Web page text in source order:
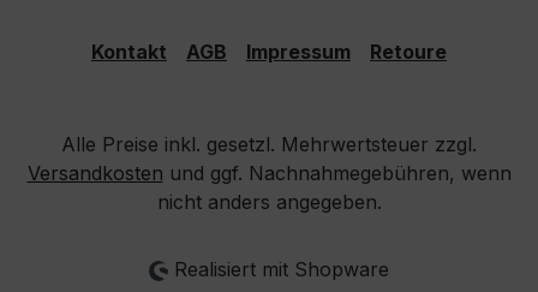
Kontakt AGB Impressum Retoure
Alle Preise inkl. gesetzl. Mehrwertsteuer zzgl.
Versandkosten und ggf. Nachnahmegebühren, wenn
nicht anders angegeben.
Realisiert mit Shopware